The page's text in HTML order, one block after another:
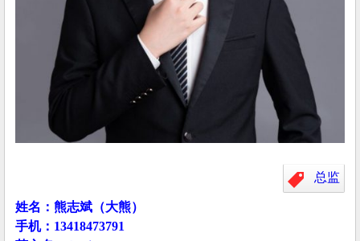
总监
姓名：熊志斌（大熊）
手机：13418473791